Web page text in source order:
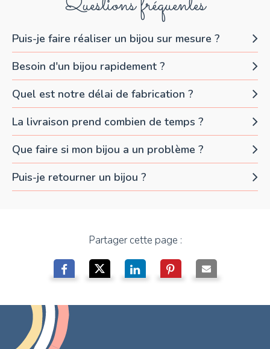
Puis-je faire réaliser un bijou sur mesure ?
Besoin d'un bijou rapidement ?
Quel est notre délai de fabrication ?
La livraison prend combien de temps ?
Que faire si mon bijou a un problème ?
Puis-je retourner un bijou ?
Partager cette page :